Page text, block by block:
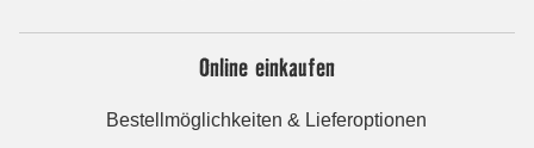
Online einkaufen
Bestellmöglichkeiten & Lieferoptionen